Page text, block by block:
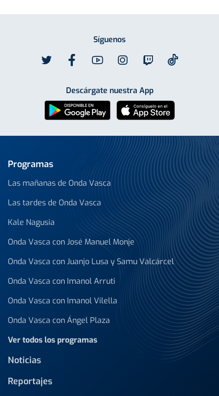
Síguenos
Descárgate nuestra App
Programas
Las mañanas de Onda Vasca
Las tardes de Onda Vasca
Kale Nagusia
Onda Vasca con José Manuel Monje
Onda Vasca con Juanjo Lusa y Samu Valcárcel
Onda Vasca con Imanol Arruti
Onda Vasca con Imanol Vilella
Onda Vasca con Ángel Plaza
Ver todos los programas
Noticias
Reportajes